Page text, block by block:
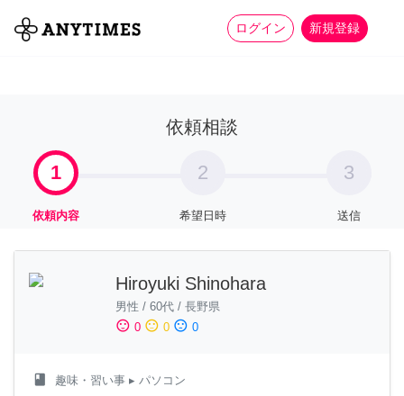
ログイン 新規登録
全て 家事 more_horiz
依頼相談
1
依頼内容
2
希望日時
3
送信
Hiroyuki Shinohara
男性 / 60代 / 長野県
sentiment_satisfied 0 sentiment_neutral 0 sentiment_dissatisfied 0
class 趣味・習い事 ▸ パソコン